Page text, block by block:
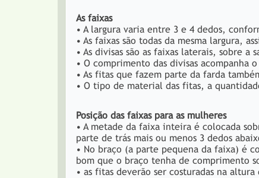
As faixas
• A largura varia entre 3 e 4 dedos,
• As faixas são todas da mesma largura,
• As divisas são as faixas laterais, sobre
• O comprimento das divisas acompanha
• As fitas que fazem parte da farda
• O tipo de material das fitas, a
Posição das faixas para as mulheres
• A metade da faixa inteira é colocada
parte de trás mais ou menos 3 dedos
• No braço (a parte pequena da faixa) é
bom que o braço tenha de comprimento
• as fitas deverão ser costuradas na